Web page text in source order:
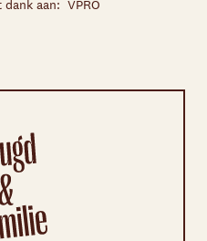
dank aan: VPRO